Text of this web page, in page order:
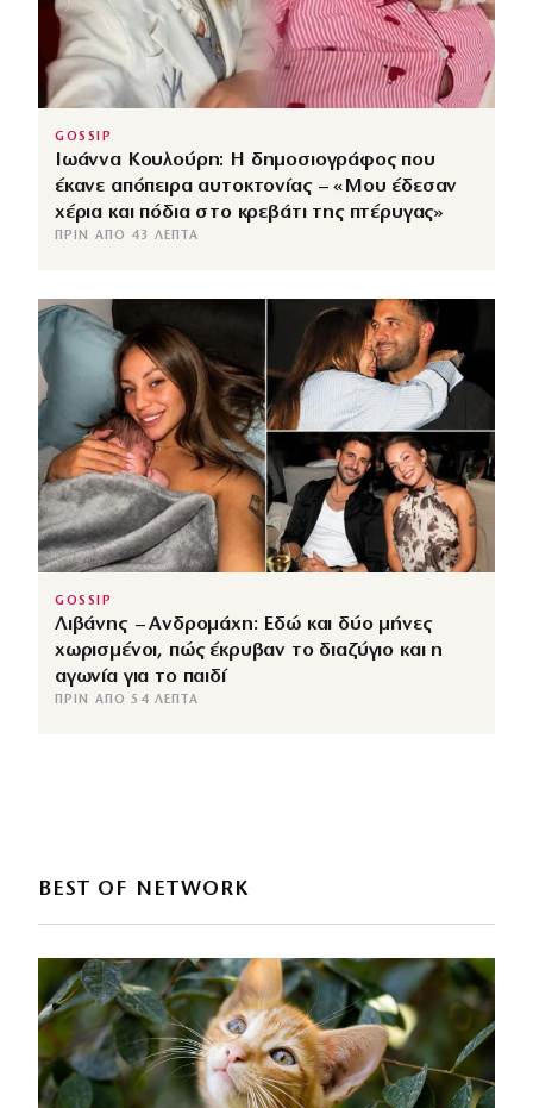
GOSSIP
Ιωάννα Κουλούρη: Η δημοσιογράφος που
έκανε απόπειρα αυτοκτονίας – «Μου έδεσαν
χέρια και πόδια στο κρεβάτι της πτέρυγας»
ΠΡΙΝ ΑΠΌ 43 ΛΕΠΤΆ
GOSSIP
Λιβάνης – Ανδρομάχη: Εδώ και δύο μήνες
χωρισμένοι, πώς έκρυβαν το διαζύγιο και η
αγωνία για το παιδί
ΠΡΙΝ ΑΠΌ 54 ΛΕΠΤΆ
BEST OF NETWORK